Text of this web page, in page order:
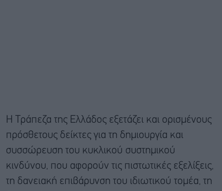
Η Τράπεζα της Ελλάδος εξετάζει και ορισμένους
πρόσθετους δείκτες για τη δημιουργία και
συσσώρευση του κυκλικού συστημικού
κινδύνου, που αφορούν τις πιστωτικές εξελίξεις,
τη δανειακή επιβάρυνση του ιδιωτικού τομέα, τη